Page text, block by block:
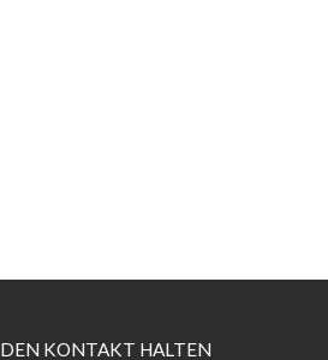
DEN KONTAKT HALTEN